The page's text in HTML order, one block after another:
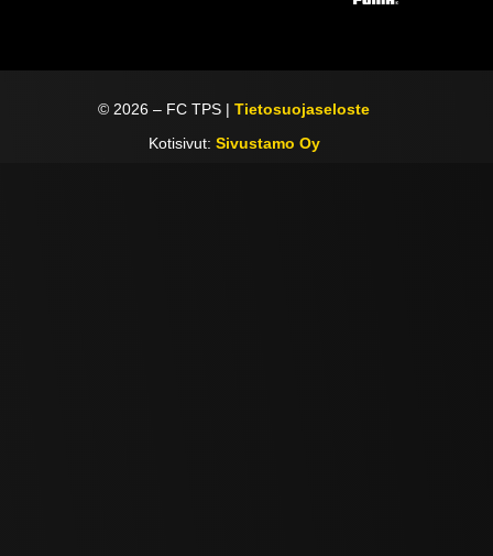
©2026 – FC TPS |Tietosuojaseloste
Kotisivut: Sivustamo Oy